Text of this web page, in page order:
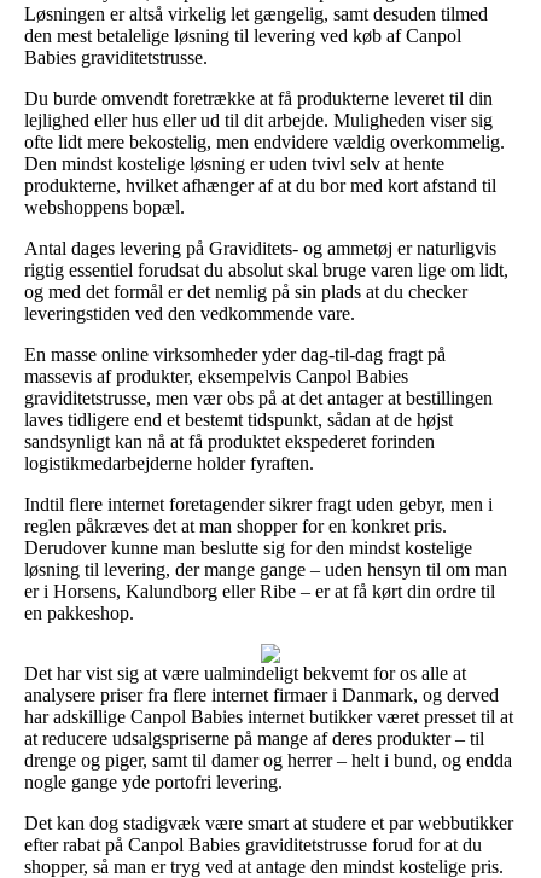
Løsningen er altså virkelig let gængelig, samt desuden tilmed
den mest betalelige løsning til levering ved køb af Canpol
Babies graviditetstrusse.
Du burde omvendt foretrække at få produkterne leveret til din
lejlighed eller hus eller ud til dit arbejde. Muligheden viser sig
ofte lidt mere bekostelig, men endvidere vældig overkommelig.
Den mindst kostelige løsning er uden tvivl selv at hente
produkterne, hvilket afhænger af at du bor med kort afstand til
webshoppens bopæl.
Antal dages levering på Graviditets- og ammetøj er naturligvis
rigtig essentiel forudsat du absolut skal bruge varen lige om lidt,
og med det formål er det nemlig på sin plads at du checker
leveringstiden ved den vedkommende vare.
En masse online virksomheder yder dag-til-dag fragt på
massevis af produkter, eksempelvis Canpol Babies
graviditetstrusse, men vær obs på at det antager at bestillingen
laves tidligere end et bestemt tidspunkt, sådan at de højst
sandsynligt kan nå at få produktet ekspederet forinden
logistikmedarbejderne holder fyraften.
Indtil flere internet foretagender sikrer fragt uden gebyr, men i
reglen påkræves det at man shopper for en konkret pris.
Derudover kunne man beslutte sig for den mindst kostelige
løsning til levering, der mange gange – uden hensyn til om man
er i Horsens, Kalundborg eller Ribe – er at få kørt din ordre til
en pakkeshop.
Det har vist sig at være ualmindeligt bekvemt for os alle at
analysere priser fra flere internet firmaer i Danmark, og derved
har adskillige Canpol Babies internet butikker været presset til at
at reducere udsalgspriserne på mange af deres produkter – til
drenge og piger, samt til damer og herrer – helt i bund, og endda
nogle gange yde portofri levering.
Det kan dog stadigvæk være smart at studere et par webbutikker
efter rabat på Canpol Babies graviditetstrusse forud for at du
shopper, så man er tryg ved at antage den mindst kostelige pris.